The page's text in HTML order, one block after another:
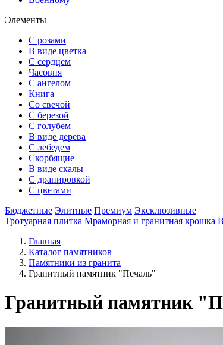
Элементы
С розами
В виде цветка
С сердцем
Часовня
С ангелом
Книга
Со свечой
С березой
С голубем
В виде дерева
С лебедем
Скорбящие
В виде скалы
С драпировкой
С цветами
Бюджетные Элитные Премиум Эксклюзивные
Тротуарная плитка Мраморная и гранитная крошка
Главная
Каталог памятников
Памятники из гранита
Гранитный памятник "Печаль"
Гранитный памятник